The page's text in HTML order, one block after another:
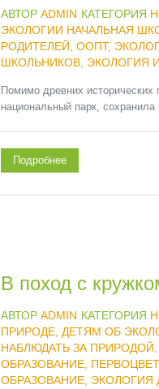
АВТОР ADMIN КАТЕГОРИЯ
ЭКОЛОГИИ НАЧАЛЬНАЯ
РОДИТЕЛЕЙ ООПТ,
ШКОЛЬНИКОВ, ЭКОЛОГИЯ
Помимо древних исторических
национальный парк,
Подробнее
В поход с
АВТОР ADMIN КАТЕГОРИЯ
ПРИРОДЕ, ДЕТЯМ ОБ
НАБЛЮДАТЬ ЗА ПРИРОДОЙ
ОБРАЗОВАНИЕ,
ОБРАЗОВАНИЕ, ЭКОЛОГИЯ